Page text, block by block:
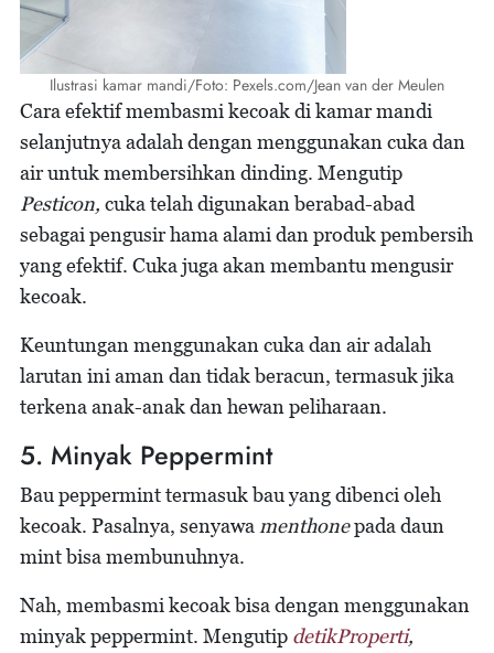
Ilustrasi kamar mandi/Foto: Pexels.com/Jean van der Meulen
Cara efektif membasmi kecoak di kamar mandi
selanjutnya adalah dengan menggunakan cuka dan
air untuk membersihkan dinding. Mengutip
Pesticon, cuka telah digunakan berabad-abad
sebagai pengusir hama alami dan produk pembersih
yang efektif. Cuka juga akan membantu mengusir
kecoak.
Keuntungan menggunakan cuka dan air adalah
larutan ini aman dan tidak beracun, termasuk jika
terkena anak-anak dan hewan peliharaan.
5. Minyak Peppermint
Bau peppermint termasuk bau yang dibenci oleh
kecoak. Pasalnya, senyawa menthonepada daun
mint bisa membunuhnya.
Nah, membasmi kecoak bisa dengan menggunakan
minyak peppermint. Mengutip detikProperti,